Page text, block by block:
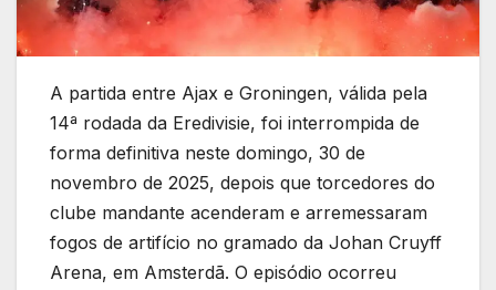
A partida entre Ajax e Groningen, válida pela
14ª rodada da Eredivisie, foi interrompida de
forma definitiva neste domingo, 30 de
novembro de 2025, depois que torcedores do
clube mandante acenderam e arremessaram
fogos de artifício no gramado da Johan Cruyff
Arena, em Amsterdã. O episódio ocorreu